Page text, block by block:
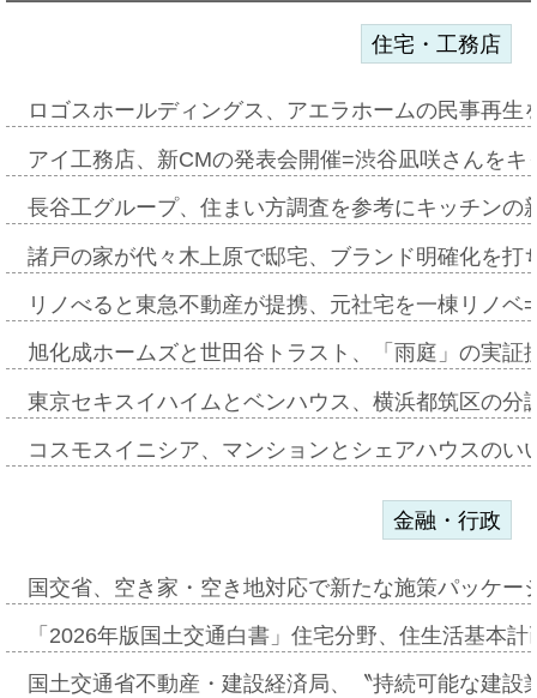
住宅・工務店
ロゴスホールディングス、アエラホームの民事再
アイ工務店、新CMの発表会開催=渋谷凪咲さんを
長谷工グループ、住まい方調査を参考にキッチン
諸戸の家が代々木上原で邸宅、ブランド明確化を
リノべると東急不動産が提携、元社宅を一棟リノ
旭化成ホームズと世田谷トラスト、「雨庭」の実
東京セキスイハイムとベンハウス、横浜都筑区の
コスモスイニシア、マンションとシェアハウスの
金融・行政
国交省、空き家・空き地対応で新たな施策パッケ
「2026年版国土交通白書」住宅分野、住生活基本
国土交通省不動産・建設経済局、〝持続可能な建